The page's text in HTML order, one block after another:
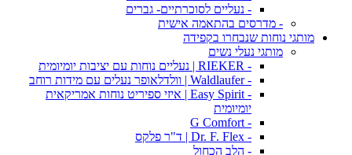
- נעליים לסוכרתיים- גברים
- מדרסים בהתאמה אישית
מותגי נוחות שנבחרו בקפידה
מותגי נעלי נשים
- RIEKER | נעליים נוחות עם יציבות יומיומית
- Waldlaufer | וולדלאופר נעלים עם מידות רוחב
- Easy Spirit | איזי ספיריט נוחות אמריקאית
יומיומית
- G Comfort
- Dr. F. Flex | ד"ר פלקס
- הלב הכחול